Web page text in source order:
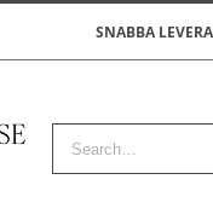
SNABBA